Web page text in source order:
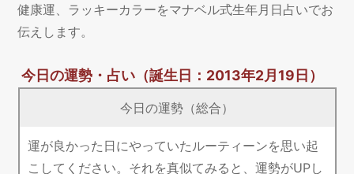
健康運、ラッキーカラーをマナベル式生年月日占いでお
伝えします。
今日の運勢・占い（誕生日：2013年2月19日）
今日の運勢（総合）
運が良かった日にやっていたルーティーンを思い起
こしてください。それを真似てみると、運勢がUPし